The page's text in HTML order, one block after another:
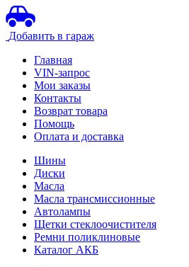
Добавить в гараж
Главная
VIN-запрос
Мои заказы
Контакты
Возврат товара
Помощь
Оплата и доставка
Шины
Диски
Масла
Масла трансмиссионные
Автолампы
Щетки стеклоочистителя
Ремни поликлиновые
Каталог АКБ